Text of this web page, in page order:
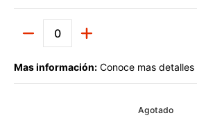
Mas información: Conoce mas detalles
Agotado